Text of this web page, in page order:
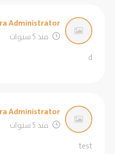
Administrator
منذ 5 سنوات
d
Administrator
منذ 5 سنوات
test